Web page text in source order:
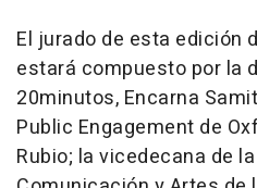
El jurado de esta edición
estará compuesto por la
20minutos, Encarna
Public Engagement de
Rubio; la vicedecana de